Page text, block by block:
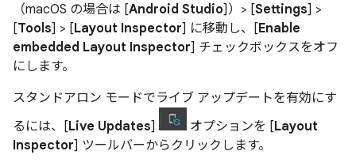
（macOS の場合は [Android Studio]）> [Settings] >
[Tools] > [Layout Inspector] に移動し、[Enable
embedded Layout Inspector] チェックボックスをオフ
にします。
スタンドアロン モードでライブ アップデートを有効にす
るには、[Live Updates] オプションを [Layout
Inspector] ツールバーからクリックします。